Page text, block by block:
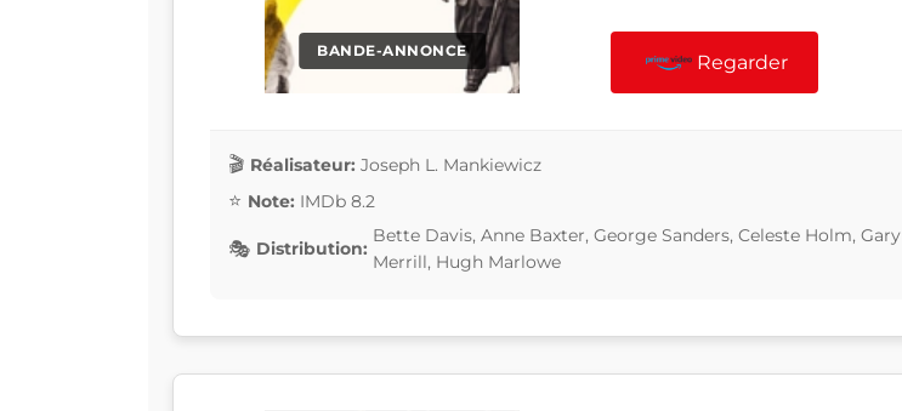
BANDE-ANNONCE
Regarder
Réalisateur: Joseph L. Mankiewicz
Note: IMDb 8.2
Distribution:
Bette Davis, Anne Baxter, George Sanders, Celeste Holm, Gary
Merrill, Hugh Marlowe